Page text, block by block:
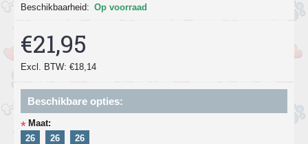
Beschikbaarheid: Op voorraad
€21,95
Excl. BTW: €18,14
Beschikbare opties:
* Maat:
26
26 26